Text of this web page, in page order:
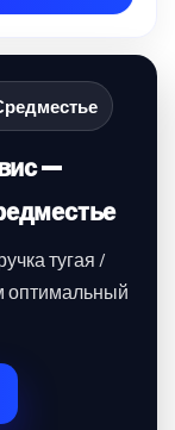
—
тугая /
оптимальный